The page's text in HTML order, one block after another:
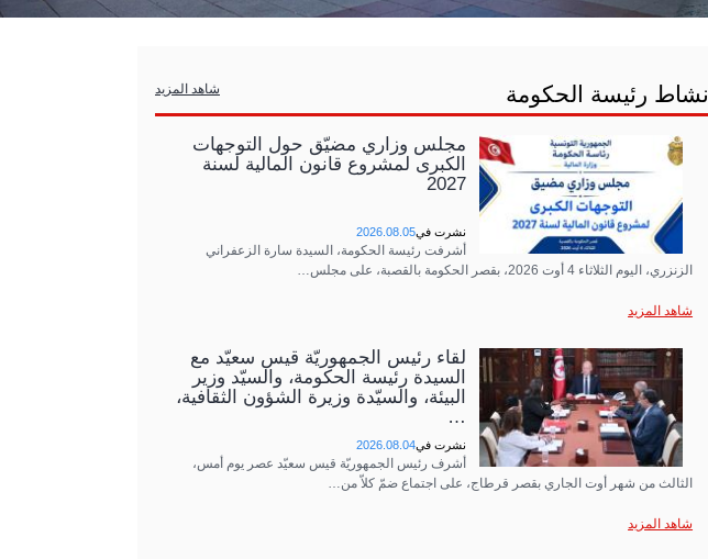
نشاط رئيسة الحكومة
مجلس وزاري مضيّق حول التوجهات
الكبرى لمشروع قانون المالية لسنة
2027
نشرت في2026.08.05
أشرفت رئيسة الحكومة، السيدة سارة الزعفراني
الزنزري، اليوم الثلاثاء 4 أوت 2026، بقصر الحكومة بالقصبة، على مجلس…
شاهد المزيد
لقاء رئيس الجمهوريّة قيس سعيّد مع
السيدة رئيسة الحكومة، والسيّد وزير
البيئة، والسيّدة وزيرة الشؤون الثقافية،
…
نشرت في2026.08.04
أشرف رئيس الجمهوريّة قيس سعيّد عصر يوم أمس،
الثالث من شهر أوت الجاري بقصر قرطاج، على اجتماع ضمّ كلاّ من…
شاهد المزيد
شاهد المزيد